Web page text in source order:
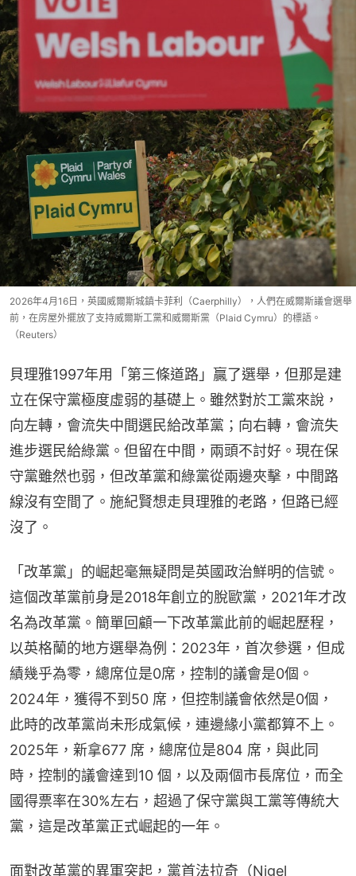
2026年4月16日，英國威爾斯城鎮卡菲利（Caerphilly），人們在威爾斯議會選舉
前，在房屋外擺放了支持威爾斯工黨和威爾斯黨（Plaid Cymru）的標語。
（Reuters）
貝理雅1997年用「第三條道路」贏了選舉，但那是建
立在保守黨極度虛弱的基礎上。雖然對於工黨來說，
向左轉，會流失中間選民給改革黨；向右轉，會流失
進步選民給綠黨。但留在中間，兩頭不討好。現在保
守黨雖然也弱，但改革黨和綠黨從兩邊夾擊，中間路
線沒有空間了。施紀賢想走貝理雅的老路，但路已經
沒了。
「改革黨」的崛起毫無疑問是英國政治鮮明的信號。
這個改革黨前身是2018年創立的脫歐黨，2021年才改
名為改革黨。簡單回顧一下改革黨此前的崛起歷程，
以英格蘭的地方選舉為例：2023年，首次參選，但成
績幾乎為零，總席位是0席，控制的議會是0個。
2024年，獲得不到50 席，但控制議會依然是0個，
此時的改革黨尚未形成氣候，連邊緣小黨都算不上。
2025年，新拿677 席，總席位是804 席，與此同
時，控制的議會達到10 個，以及兩個市長席位，而全
國得票率在30%左右，超過了保守黨與工黨等傳統大
黨，這是改革黨正式崛起的一年。
面對改革黨的異軍突起，黨首法拉奇（Nigel